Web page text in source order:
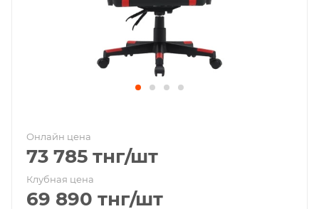
Онлайн цена
73 785 тнг/шт
Клубная цена
69 890 тнг/шт